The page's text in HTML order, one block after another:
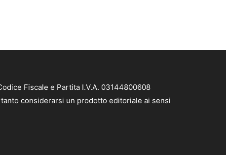
Fiscale e Partita I.V.A. 03144800608
considerarsi un prodotto editoriale ai sensi